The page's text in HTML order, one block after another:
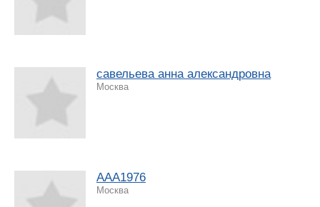
савельева анна александровна
Москва
ААА1976
Москва